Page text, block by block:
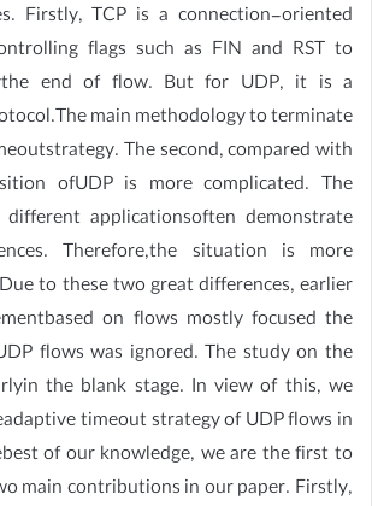
Firstly, TCP is a connection-oriented
flags such as FIN and RST to
end of flow. But for UDP, it is a
main methodology to terminate
The second, compared with
ofUDP is more complicated. The
applicationsoften demonstrate
Therefore,the situation is more
to these two great differences, earlier
on flows mostly focused the
flows was ignored. The study on the
the blank stage. In view of this, we
timeout strategy of UDP flows in
of our knowledge, we are the first to
main contributions in our paper. Firstly,